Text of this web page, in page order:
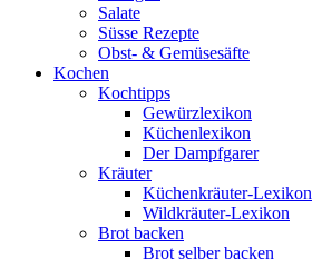
Salate
Süsse Rezepte
Obst- & Gemüsesäfte
Kochen
Kochtipps
Gewürzlexikon
Küchenlexikon
Der Dampfgarer
Kräuter
Küchenkräuter-Lexikon
Wildkräuter-Lexikon
Brot backen
Brot selber backen